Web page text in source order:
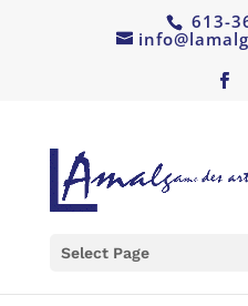
613-
Select Page